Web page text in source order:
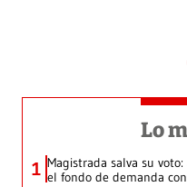
Lo
1 Magistrada salva su
el fondo de demanda